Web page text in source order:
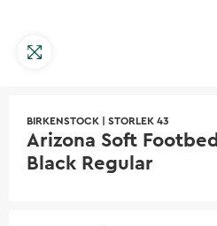
BIRKENSTOCK STORLEK 43
Arizona Soft Footbed
Black Regular